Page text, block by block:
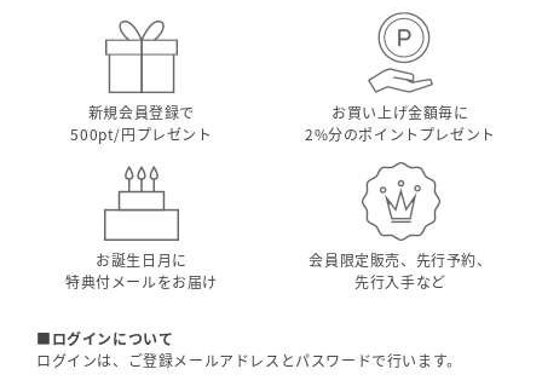
新規会員登録で
500pt/円プレゼント
お買い上げ金額毎に
2%分のポイントプレゼント
お誕生日月に
特典付メールをお届け
会員限定販売、先行予約、
先行入手など
■ログインについて
ログインは、ご登録メールアドレスとパスワードで行います。